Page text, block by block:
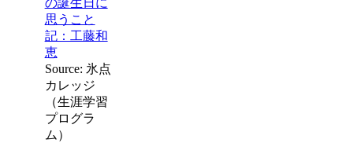
の誕生日に
思うこと
記：工藤和
恵
Source: 氷点
カレッジ
（生涯学習
プログラ
ム）